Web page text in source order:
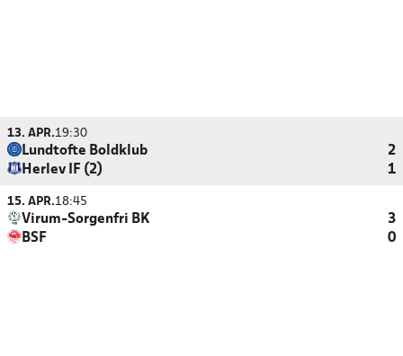
13. APR.19:30
Lundtofte Boldklub
2
Herlev IF (2)
1
15. APR.18:45
Virum-Sorgenfri BK
3
BSF
0